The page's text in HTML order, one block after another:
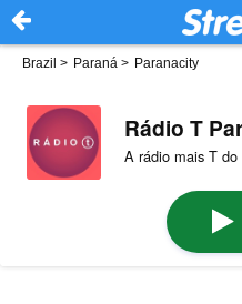
Brazil > Paraná > Paranacity
Rádio T
A rádio mais T do